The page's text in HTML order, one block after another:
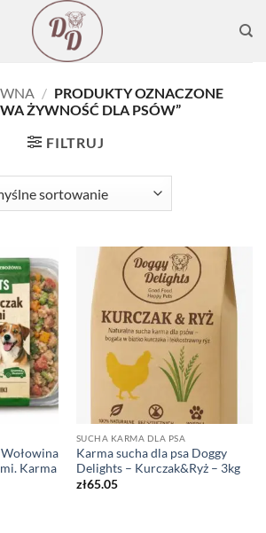
/ PRODUKTY OZNACZONE
ŻYWNOŚĆ DLA PSÓW”
FILTRUJ
Karma
SUCHA KARMA DLA PSA
Karma sucha dla psa Doggy
Delights – Kurczak&Ryż – 3kg
zł65.05